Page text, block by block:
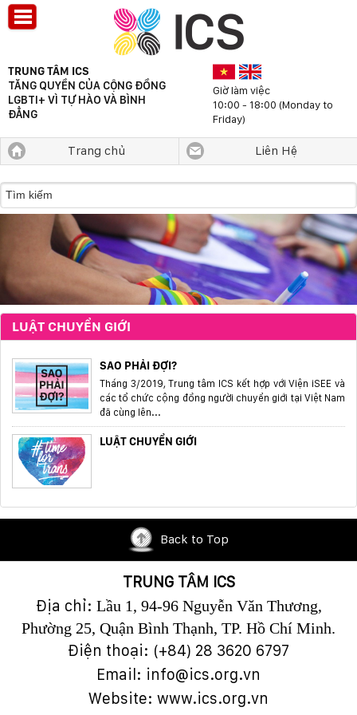
TRUNG TÂM ICS
TĂNG QUYỀN CỦA CỘNG ĐỒNG
LGBTI+ VÌ TỰ HÀO VÀ BÌNH
ĐẲNG
Giờ làm việc
10:00 - 18:00 (Monday to
Friday)
Trang chủ Liên Hệ
LUẬT CHUYỂN GIỚI
SAO PHẢI ĐỢI?
Tháng 3/2019, Trung tâm ICS kết hợp với Viện iSEE và
các tổ chức cộng đồng người chuyển giới tại Việt Nam
đã cùng lên...
LUẬT CHUYỂN GIỚI
Back to Top
TRUNG TÂM ICS
Địa chỉ: Lầu 1, 94-96 Nguyễn Văn Thương,
Phường 25, Quận Bình Thạnh, TP. Hồ Chí Minh.
Điện thoại: (+84) 28 3620 6797
Email: info@ics.org.vn
Website: www.ics.org.vn